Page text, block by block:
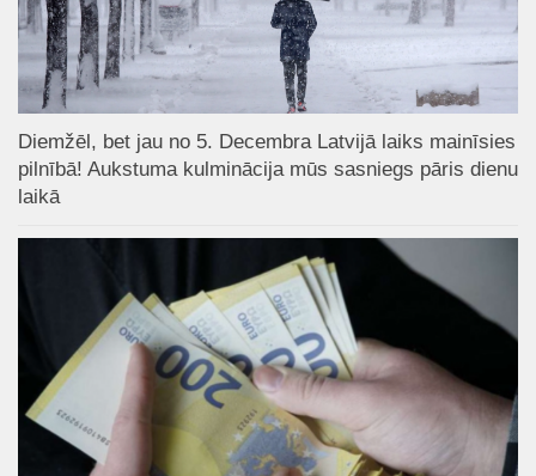
Diemžēl, bet jau no 5. Decembra Latvijā laiks mainīsies
pilnībā! Aukstuma kulminācija mūs sasniegs pāris dienu
laikā